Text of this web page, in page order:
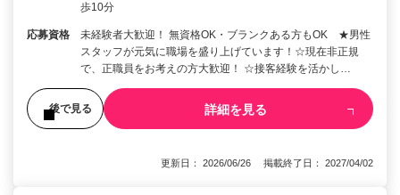
歩10分
応募資格
未経験者大歓迎！ 無資格OK・ブランクある方もOK ★男性
スタッフが元気に職場を盛り上げています！☆現在非正規
で、正職員をお考えの方大歓迎！ ☆接客経験を活かし…
後で見る 詳細を見る
更新日： 2026/06/26 掲載終了日： 2027/04/02